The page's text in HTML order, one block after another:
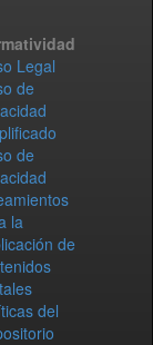
Legal
de
de
la
de
del